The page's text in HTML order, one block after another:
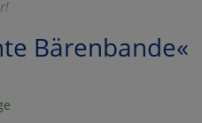
Bärenbande«